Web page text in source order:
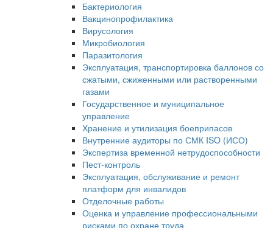
Бактериология
Вакцинопрофилактика
Вирусология
Микробиология
Паразитология
Эксплуатация, транспортировка баллонов со
сжатыми, сжиженными или растворенными
газами
Государственное и муниципальное
управление
Хранение и утилизация боеприпасов
Внутренние аудиторы по СМК ISO (ИСО)
Экспертиза временной нетрудоспособности
Пест-контроль
Эксплуатация, обслуживание и ремонт
платформ для инвалидов
Отделочные работы
Оценка и управление профессиональными
рисками по охране труда